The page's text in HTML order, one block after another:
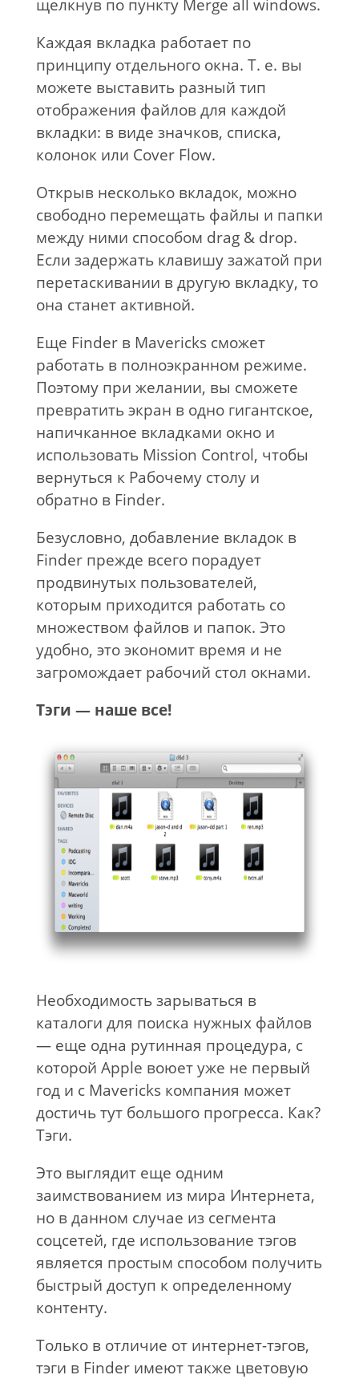
щелкнув по пункту Merge all windows.
Каждая вкладка работает по
принципу отдельного окна. Т. е. вы
можете выставить разный тип
отображения файлов для каждой
вкладки: в виде значков, списка,
колонок или Cover Flow.
Открыв несколько вкладок, можно
свободно перемещать файлы и папки
между ними способом drag & drop.
Если задержать клавишу зажатой при
перетаскивании в другую вкладку, то
она станет активной.
Еще Finder в Mavericks сможет
работать в полноэкранном режиме.
Поэтому при желании, вы сможете
превратить экран в одно гигантское,
напичканное вкладками окно и
использовать Mission Control, чтобы
вернуться к Рабочему столу и
обратно в Finder.
Безусловно, добавление вкладок в
Finder прежде всего порадует
продвинутых пользователей,
которым приходится работать со
множеством файлов и папок. Это
удобно, это экономит время и не
загромождает рабочий стол окнами.
Тэги — наше все!
Необходимость зарываться в
каталоги для поиска нужных файлов
— еще одна рутинная процедура, с
которой Apple воюет уже не первый
год и с Mavericks компания может
достичь тут большого прогресса. Как?
Тэги.
Это выглядит еще одним
заимствованием из мира Интернета,
но в данном случае из сегмента
соцсетей, где использование тэгов
является простым способом получить
быстрый доступ к определенному
контенту.
Только в отличие от интернет-тэгов,
тэги в Finder имеют также цветовую